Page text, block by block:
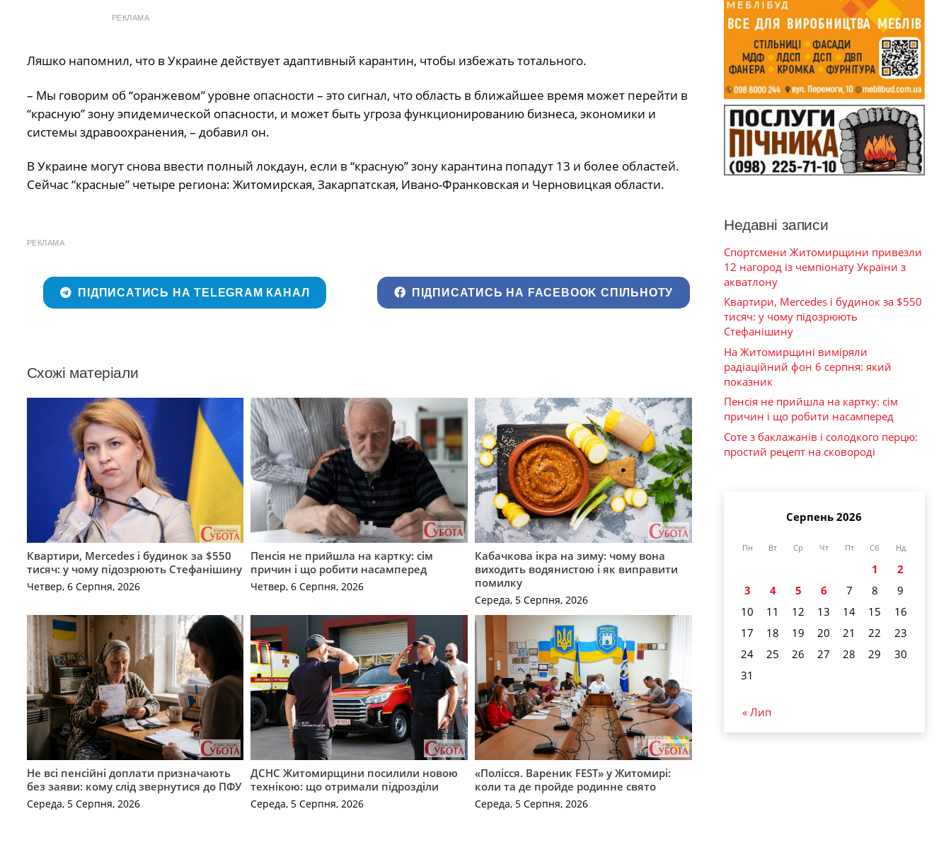
РЕКЛАМА
Ляшко напомнил, что в Украине действует адаптивный карантин, чтобы избежать тотального.
– Мы говорим об “оранжевом” уровне опасности – это сигнал, что область в ближайшее время может перейти в
“красную” зону эпидемической опасности, и может быть угроза функционированию бизнеса, экономики и
системы здравоохранения, – добавил он.
В Украине могут снова ввести полный локдаун, если в “красную” зону карантина попадут 13 и более областей.
Сейчас “красные” четыре региона: Житомирская, Закарпатская, Ивано-Франковская и Черновицкая области.
РЕКЛАМА
ПІДПИСАТИСЬ НА TELEGRAM КАНАЛ ПІДПИСАТИСЬ НА FACEBOOK СПІЛЬНОТУ
Схожі матеріали
Квартири, Mercedes і будинок за $550
тисяч: у чому підозрюють Стефанішину
Четвер, 6 Серпня, 2026
Пенсія не прийшла на картку: сім
причин і що робити насамперед
Четвер, 6 Серпня, 2026
Кабачкова ікра на зиму: чому вона
виходить водянистою і як виправити
помилку
Середа, 5 Серпня, 2026
Не всі пенсійні доплати призначають
без заяви: кому слід звернутися до ПФУ
Середа, 5 Серпня, 2026
ДСНС Житомирщини посилили новою
технікою: що отримали підрозділи
Середа, 5 Серпня, 2026
«Полісся. Вареник FEST» у Житомирі:
коли та де пройде родинне свято
Середа, 5 Серпня, 2026
Недавні записи
Спортсмени Житомирщини привезли
12 нагород із чемпіонату України з
акватлону
Квартири, Mercedes і будинок за $550
тисяч: у чому підозрюють
Стефанішину
На Житомирщині виміряли
радіаційний фон 6 серпня: який
показник
Пенсія не прийшла на картку: сім
причин і що робити насамперед
Соте з баклажанів і солодкого перцю:
простий рецепт на сковороді
Серпень 2026
Пн Вт Ср Чт Пт Сб Нд
1
2
3
4 5 6 7 8
9
10
11 12 13 14 15
16
17
18 19 20 21 22
23
24
25 26 27 28 29
30
31
« Лип